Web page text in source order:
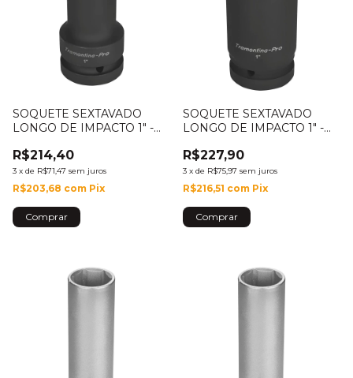
SOQUETE SEXTAVADO
LONGO DE IMPACTO 1" -
R$214,40
3 x de R$71,47 sem juros
R$203,68 com Pix
SOQUETE SEXTAVADO
LONGO DE IMPACTO 1" -
R$227,90
3 x de R$75,97 sem juros
R$216,51 com Pix